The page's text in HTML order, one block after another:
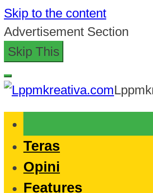
Skip to the content
Advertisement Section
Skip This
Teras
Opini
Features